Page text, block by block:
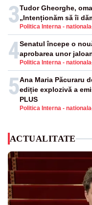
3 Politica Interna - nationala
Tudor Gheorghe,
„Intenționăm să îi
4 Politica Interna - nationala
Senatul începe o
aprobarea unor
5
Politica Interna - nationala
Ana Maria Păcuraru
ediție explozivă a
PLUS
ACTUALITATE